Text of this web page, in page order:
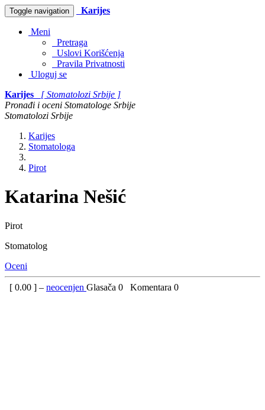
Toggle navigation Karijes
Meni
Pretraga
Uslovi Korišćenja
Pravila Privatnosti
Uloguj se
Karijes
[ Stomatolozi Srbije ]
Pronađi i oceni Stomatologe Srbije
Stomatolozi Srbije
Karijes
Stomatologa
Pirot
Katarina Nešić
Pirot
Stomatolog
Oceni
[ 0.00 ] – neocenjen Glasača 0 Komentara 0